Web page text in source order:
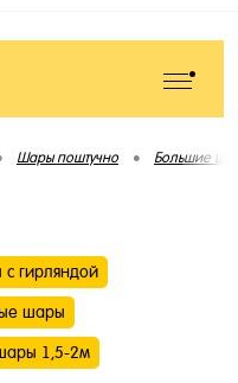
Шары поштучно • Большие
гирляндой
шары
1,5-2м